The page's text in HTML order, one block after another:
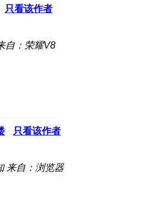
只看该作者
自：荣耀V8
只看该作者
来自：浏览器